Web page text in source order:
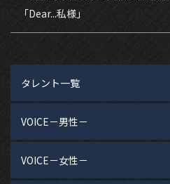
「Dear...私様」
タレント一覧
VOICE－男性－
VOICE－女性－